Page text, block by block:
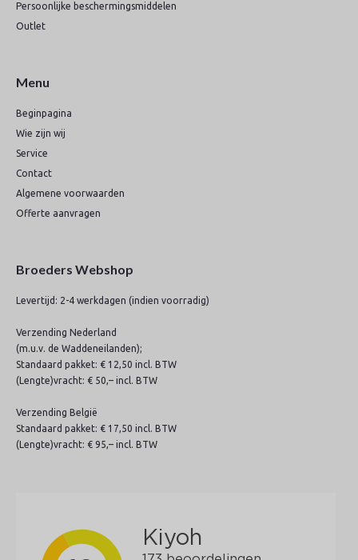
Persoonlijke beschermingsmiddelen
Outlet
Menu
Beginpagina
Wie zijn wij
Service
Contact
Algemene voorwaarden
Offerte aanvragen
Broeders Webshop
Levertijd: 2-4 werkdagen (indien voorradig)
Verzending Nederland
(m.u.v. de Waddeneilanden);
Standaard pakket: € 12,50 incl. BTW
(Lengte)vracht: € 50,– incl. BTW
Verzending België
Standaard pakket: € 17,50 incl. BTW
(Lengte)vracht: € 95,– incl. BTW